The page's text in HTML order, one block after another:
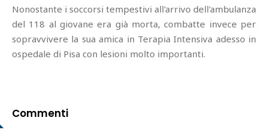
Nonostante i soccorsi tempestivi all'arrivo dell'ambulanza
del 118 al giovane era già morta, combatte invece per
sopravvivere la sua amica in Terapia Intensiva adesso in
ospedale di Pisa con lesioni molto importanti.
Commenti